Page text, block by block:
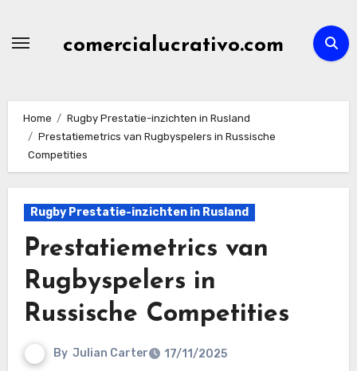
comercialucrativo.com
Home
Rugby Prestatie-inzichten in Rusland
Prestatiemetrics van Rugbyspelers in Russische
Competities
Rugby Prestatie-inzichten in Rusland
Prestatiemetrics van
Rugbyspelers in
Russische Competities
By Julian Carter 17/11/2025